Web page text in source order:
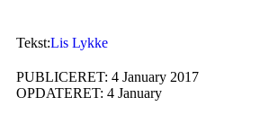
Tekst:Lis Lykke
PUBLICERET: 4 January 2017
OPDATERET: 4 January